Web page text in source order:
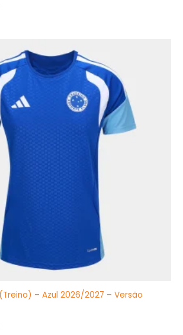
– Azul 2026/2027 – Versão
preço
atual
é:
R$199,90.